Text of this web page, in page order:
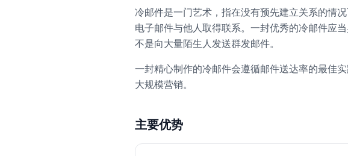
冷邮件是一门艺术，指在没有预先建立关系的情
电子邮件与他人取得联系。一封优秀的冷邮件应
不是向大量陌生人发送群发邮件。
一封精心制作的冷邮件会遵循邮件送达率的最佳
大规模营销。
主要优势